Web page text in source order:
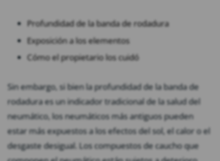
Profundidad de la banda de rodadura
Exposición a los elementos
Cómo el propietario los cuidó
Sin embargo, si bien la profundidad de la banda de
rodadura es un indicador tradicional de la salud del
neumático, los neumáticos más antiguos pueden
estar más expuestos a los efectos del sol, el calor o el
desgaste desigual. Los compuestos de caucho que